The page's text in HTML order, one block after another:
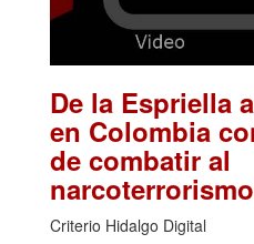
De la Espriella
en Colombia
de combatir al
narcoterrorismo
Criterio Hidalgo Digital